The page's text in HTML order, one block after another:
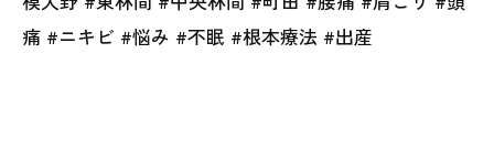
痛 #ニキビ #悩み #不眠 #根本療法 #出産